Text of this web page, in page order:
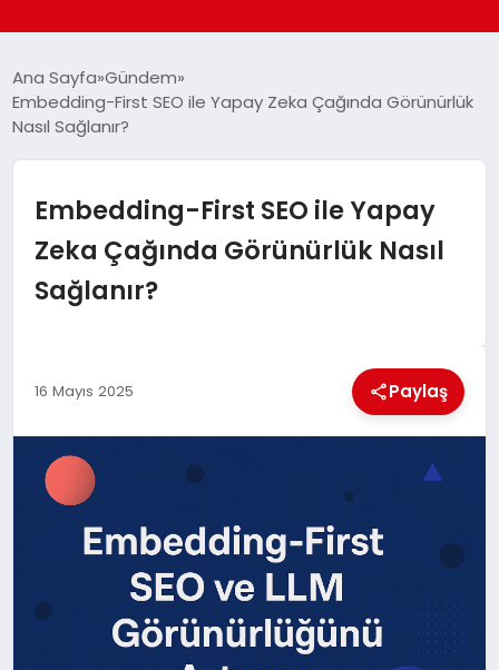
GÜNDEM
DÜNYA
EĞITIM
MAGAZIN
SAĞLIK
Ana Sayfa Gündem
Embedding-First SEO ile Yapay Zeka Çağında Görünürlük
Nasıl Sağlanır?
Embedding-First SEO ile Yapay
Zeka Çağında Görünürlük Nasıl
Sağlanır?
16 Mayıs 2025 Paylaş